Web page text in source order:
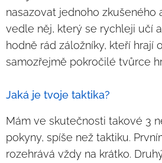
nasazovat jednoho zkušeného
vedle něj, který se rychleji učí
hodně rád záložníky, kteří hrají
samozřejmě pokročilé tvůrce
Jaká je tvoje taktika?
Mám ve skutečnosti takové 3
pokyny, spíše než taktiku.
rozehrává vždy na krátko.